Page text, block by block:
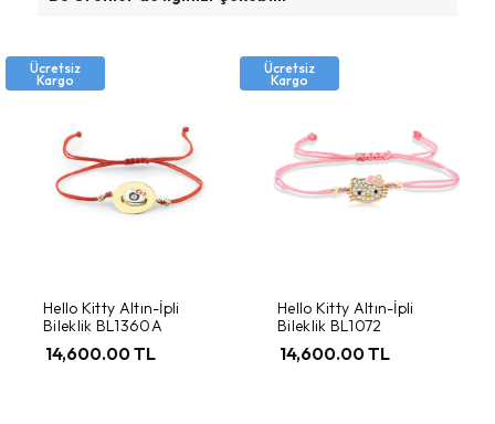
Ücretsiz
Kargo
Hello Kitty Altın-İpli
Bileklik BL1360A
14,600.00 TL
Ücretsiz
Kargo
Hello Kitty Altın-İpli
Bileklik BL1072
14,600.00 TL